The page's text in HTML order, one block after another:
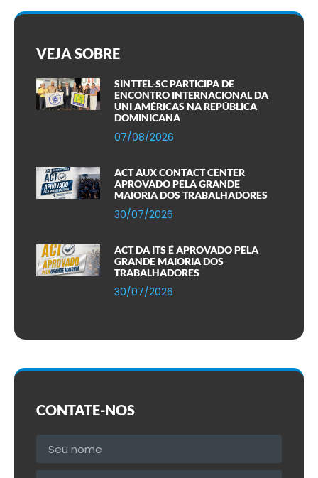
VEJA SOBRE
SINTTEL-SC PARTICIPA DE
ENCONTRO INTERNACIONAL DA
UNI AMÉRICAS NA REPÚBLICA
DOMINICANA
07/08/2026
ACT AUX CONTACT CENTER
APROVADO PELA GRANDE
MAIORIA DOS TRABALHADORES
30/07/2026
ACT DA ITS É APROVADO PELA
GRANDE MAIORIA DOS
TRABALHADORES
30/07/2026
CONTATE-NOS